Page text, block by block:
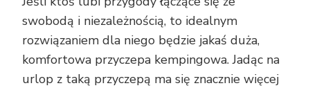
swobodą i niezależnością, to idealnym
rozwiązaniem dla niego będzie jakaś duża,
komfortowa przyczepa kempingowa. Jadąc na
urlop z taką przyczepą ma się znacznie więcej